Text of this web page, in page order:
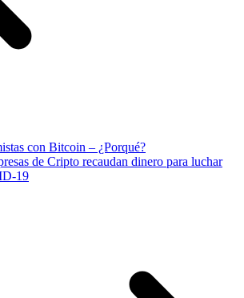
con Bitcoin – ¿Porqué?
de Cripto recaudan dinero para luchar
19